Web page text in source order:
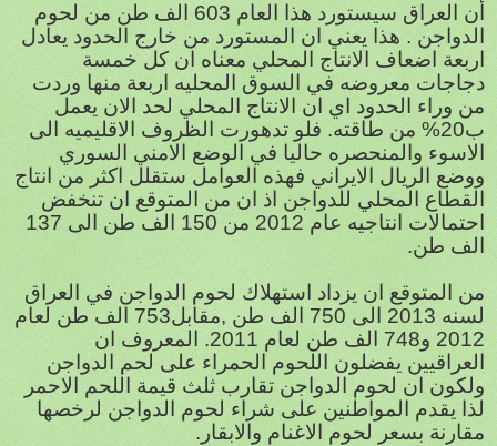
أن العراق سيستورد هذا العام 603 الف طن من لحوم
الدواجن . هذا يعني ان المستورد من خارج الحدود يعادل
اربعة اضعاف الانتاج المحلي معناه ان كل خمسة
دجاجات معروضه في السوق المحليه اربعة منها وردت
من وراء الحدود اي ان الانتاج المحلي لحد الان يعمل
ب20% من طاقته. فلو تدهورت الظروف الاقليميه الى
الاسوء والمنحصره حاليا في الوضع الامني السوري
ووضع الريال الايراني فهذه العوامل ستقلل اكثر من انتاج
القطاع المحلي للدواجن اذ ان من المتوقع ان تنخفض
احتمالات انتاجيه عام 2012 من 150 الف طن الى 137
الف طن.
من المتوقع ان يزداد استهلاك لحوم الدواجن في العراق
لسنه 2013 الى 750 الف طن ,مقابل753 الف طن لعام
2012 و748 الف طن لعام 2011. المعروف ان
العراقيين يفضلون اللحوم الحمراء على لحم الدواجن
ولكون ان لحوم الدواجن تقارب ثلث قيمة اللحم الاحمر
لذا يقدم المواطنين على شراء لحوم الدواجن لرخصها
مقارنة بسعر لحوم الاغنام والابقار.